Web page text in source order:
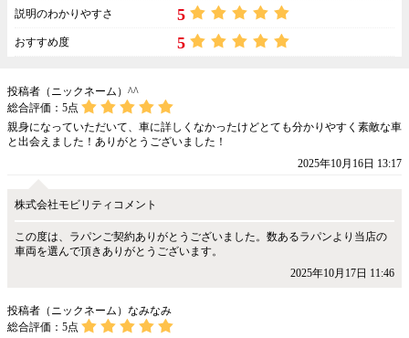
説明のわかりやすさ 5
おすすめ度 5
投稿者（ニックネーム）^^
総合評価： 5点
親身になっていただいて、車に詳しくなかったけどとても分かりやすく素敵な車
と出会えました！ありがとうございました！
2025年10月16日 13:17
株式会社モビリティコメント
この度は、ラパンご契約ありがとうございました。数あるラパンより当店の
車両を選んで頂きありがとうございます。
2025年10月17日 11:46
投稿者（ニックネーム）なみなみ
総合評価： 5点